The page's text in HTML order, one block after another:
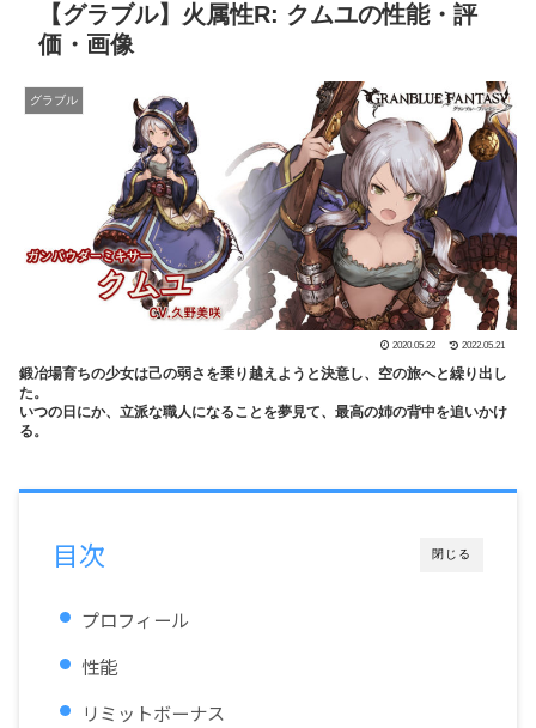
【グラブル】火属性R: クムユの性能・評
価・画像
グラブル
2020.05.22 2022.05.21
鍛冶場育ちの少女は己の弱さを乗り越えようと決意し、空の旅へと繰り出し
た。
いつの日にか、立派な職人になることを夢見て、最高の姉の背中を追いかけ
る。
閉じる
目次
プロフィール
性能
リミットボーナス